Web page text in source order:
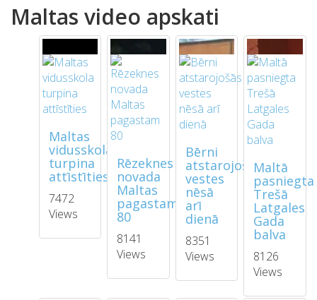
Maltas video apskati
Maltas
vidusskola
turpina
attīstīties
7472
Views
Rēzeknes
novada
Maltas
pagastam
80
8141
Views
Bērni
atstarojošās
vestes
nēsā
arī
dienā
8351
Views
Maltā
pasniegta
Trešā
Latgales
Gada
balva
8126
Views